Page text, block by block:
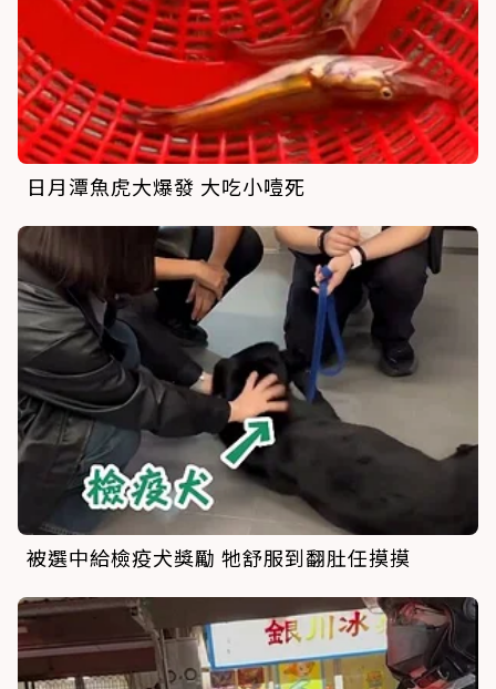
日月潭魚虎大爆發 大吃小噎死
被選中給檢疫犬獎勵 牠舒服到翻肚任摸摸